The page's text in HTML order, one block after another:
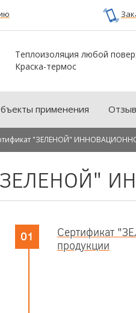
Теплоизоляция любой
Краска-термос
применения
"ЗЕЛЕНОЙ"
"ЗЕЛЕНОЙ"
01
Сертификат
продукции